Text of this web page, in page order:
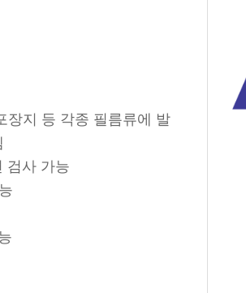
장지 등 각종 필름류에 발
검사 가능